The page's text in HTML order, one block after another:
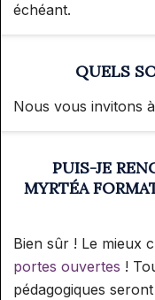
échéant.
QUELS
Nous vous invitons à
PUIS-JE
MYRTÉA
Bien sûr ! Le mieux
portes ouvertes !
pédagogiques